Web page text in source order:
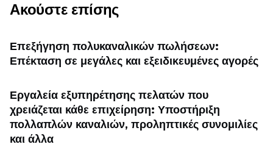
Ακούστε επίσης
Επεξήγηση πολυκαναλικών πωλήσεων:
Επέκταση σε μεγάλες και εξειδικευμένες αγορές
Εργαλεία εξυπηρέτησης πελατών που
χρειάζεται κάθε επιχείρηση: Υποστήριξη
πολλαπλών καναλιών, προληπτικές συνομιλίες
και άλλα